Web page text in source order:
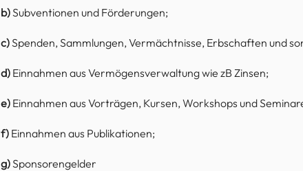
b)Subventionen und Förderungen;
c)Spenden, Sammlungen, Vermächtnisse, Erbschaften und
d) Einnahmen aus Vermögensverwaltung wie zB Zinsen;
e) Einnahmen aus Vorträgen, Kursen, Workshops und
f) Einnahmen aus Publikationen;
g)Sponsorengelder​